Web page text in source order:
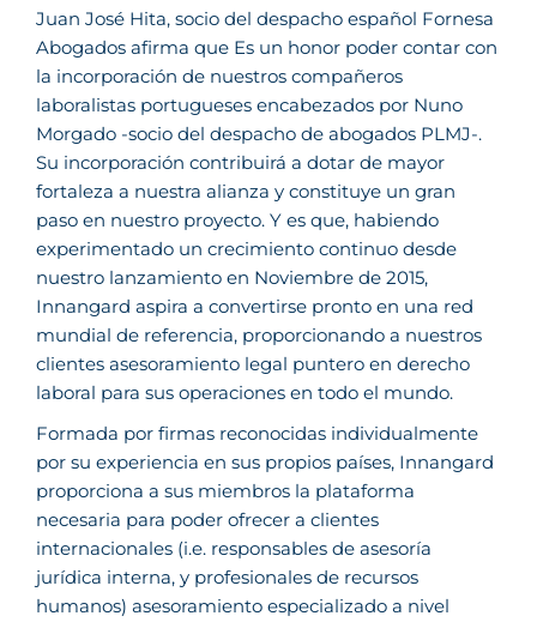
Juan José Hita, socio del despacho español Fornesa
Abogados afirma que Es un honor poder contar con
la incorporación de nuestros compañeros
laboralistas portugueses encabezados por Nuno
Morgado -socio del despacho de abogados PLMJ-.
Su incorporación contribuirá a dotar de mayor
fortaleza a nuestra alianza y constituye un gran
paso en nuestro proyecto. Y es que, habiendo
experimentado un crecimiento continuo desde
nuestro lanzamiento en Noviembre de 2015,
Innangard aspira a convertirse pronto en una red
mundial de referencia, proporcionando a nuestros
clientes asesoramiento legal puntero en derecho
laboral para sus operaciones en todo el mundo.
Formada por firmas reconocidas individualmente
por su experiencia en sus propios países, Innangard
proporciona a sus miembros la plataforma
necesaria para poder ofrecer a clientes
internacionales (i.e. responsables de asesoría
jurídica interna, y profesionales de recursos
humanos) asesoramiento especializado a nivel